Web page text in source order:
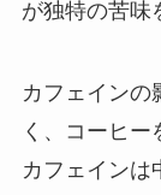
が独特の苦味
カフェインの
く、コーヒー
カフェインは